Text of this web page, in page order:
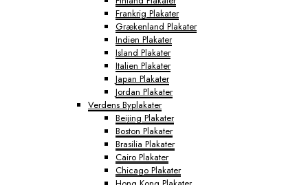
Frankrig Plakater
Grækenland Plakater
Indien Plakater
Island Plakater
Italien Plakater
Japan Plakater
Jordan Plakater
Verdens Byplakater
Beijing Plakater
Boston Plakater
Brasilia Plakater
Cairo Plakater
Chicago Plakater